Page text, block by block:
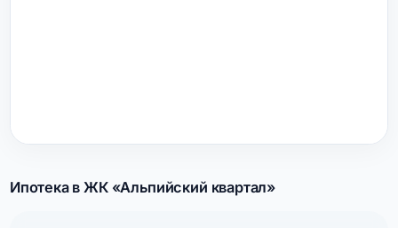
Ипотека в ЖК «Альпийский квартал»